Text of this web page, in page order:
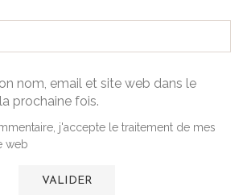
nom, email et site web dans le
prochaine fois.
j'accepte le traitement de mes
web